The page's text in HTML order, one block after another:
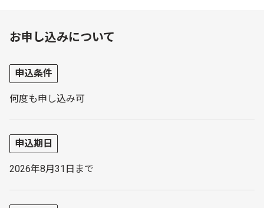
お申し込みについて
申込条件
何度も申し込み可
申込期日
2026年8月31日まで